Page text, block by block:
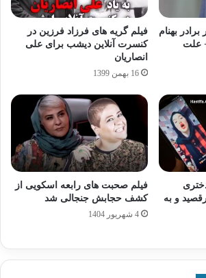
بهنام
علت
فیلم گریه های فرزاد فرزین در
کنسرت آنلاین دیشب برای علی
انصاریان
16 بهمن 1399
و به
فیلم صحبت های رابعه اسکویی از
کشف حجابش جنجالی شد
4 شهریور 1404